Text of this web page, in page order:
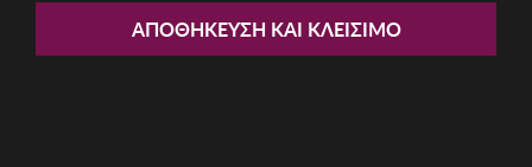
Γυναικεία Sneakers MUSK
ΑΠΟΘΉΚΕΥΣΗ ΚΑΙ ΚΛΕΊΣΙΜΟ